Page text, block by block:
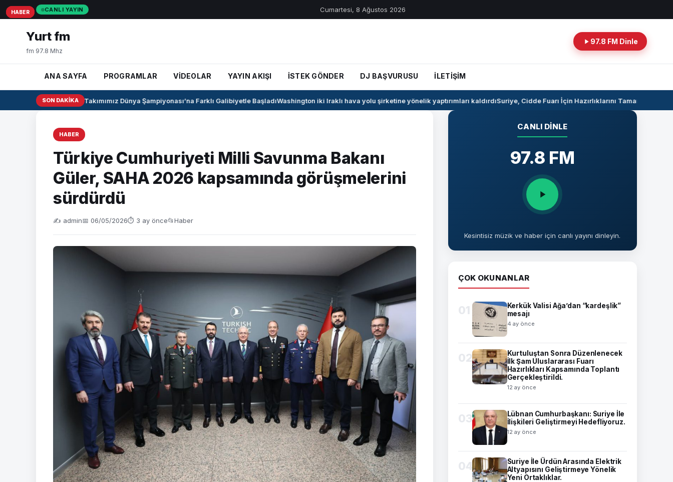
CANLI YAYIN Cumartesi, 8 Ağustos 2026
Yurt fm
fm 97.8 Mhz
97.8 FM Dinle
ANA SAYFA PROGRAMLAR VİDEOLAR YAYIN AKIŞI İSTEK GÖNDER DJ BAŞVURUSU İLETİŞİM
SON DAKIKA
U17 Kız Milli Takımımız Dünya Şampiyonası’na Farklı Galibiyetle BaşladıWashington iki Iraklı hava yolu şirketine yönelik yaptırımları kaldırdıSuriye, Cidde Fuarı İçin Hazırlıklarını Tamamlıyor
HABER
Türkiye Cumhuriyeti Milli Savunma Bakanı
Güler, SAHA 2026 kapsamında görüşmelerini
sürdürdü
✍️ admin📅 06/05/2026⏱ 3 ay önce📂Haber
HABER
HABER
HABER
CANLI DINLE
97.8 FM
Kesintisiz müzik ve haber için canlı yayını dinleyin.
ÇOK OKUNANLAR
01
Kerkük Valisi Ağa’dan “kardeşlik”
mesajı
4 ay önce
02
Kurtuluştan Sonra Düzenlenecek
İlk Şam Uluslararası Fuarı
Hazırlıkları Kapsamında Toplantı
Gerçekleştirildi.
12 ay önce
03
Lübnan Cumhurbaşkanı: Suriye İle
İlişkileri Geliştirmeyi Hedefliyoruz.
12 ay önce
04
Suriye İle Ürdün Arasında Elektrik
Altyapısını Geliştirmeye Yönelik
Yeni Ortaklıklar.